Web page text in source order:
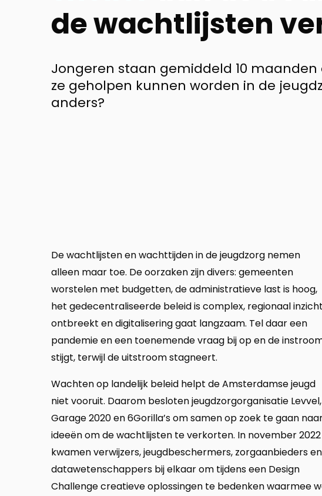
de wachtlijsten
Jongeren staan gemiddeld 10
ze geholpen kunnen worden in de
anders?
De wachtlijsten en wachttijden in de jeugdzorg nemen
alleen maar toe. De oorzaken zijn divers: gemeenten
worstelen met budgetten, de administratieve last is hoog,
het gedecentraliseerde beleid is complex, regionaal inzicht
ontbreekt en digitalisering gaat langzaam. Tel daar een
pandemie en een toenemende vraag bij op en de
stijgt, terwijl de uitstroom stagneert.
Wachten op landelijk beleid helpt de Amsterdamse jeugd
niet vooruit. Daarom besloten jeugdzorgorganisatie Levvel,
Garage 2020 en 6Gorilla’s om samen op zoek te gaan
ideeën om de wachtlijsten te verkorten. In november 2022
kwamen verwijzers, jeugdbeschermers, zorgaanbieders en
datawetenschappers bij elkaar om tijdens een Design
Challenge creatieve oplossingen te bedenken waarmee